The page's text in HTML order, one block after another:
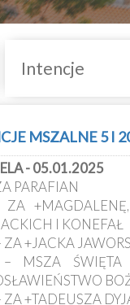
Intencje
MSZALNE 5 I
- 05.01.2025
PARAFIAN
I KONEFAŁ
ZA +JACKA
MSZA ŚWIĘTA
ZA +TADEUSZA